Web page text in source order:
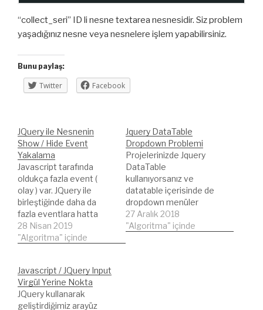
“collect_seri” ID li nesne textarea nesnesidir. Siz problem
yaşadığınız nesne veya nesnelere işlem yapabilirsiniz.
Bunu paylaş:
Twitter Facebook
JQuery ile Nesnenin
Show / Hide Event
Yakalama
Javascript tarafında
oldukça fazla event (
olay ) var. JQuery ile
birleştiğinde daha da
fazla eventlara hatta
özelleştirilmişlere dahi
sahip olabiliyorsunuz. Bir
hide durumuna göre
başka bir nesnenin
işlenmesi gerekiyordu.
Ufak bir araştırma
28 Nisan 2019
"Algoritma" içinde
Jquery DataTable
Dropdown Problemi
Projelerinizde Jquery
DataTable
kullanıyorsanız ve
datatable içerisinde de
dropdown menüler
kullanıyorsanız
problemler
27 Aralık 2018
"Algoritma" içinde
Javascript / JQuery Input
Virgül Yerine Nokta
JQuery kullanarak
geliştirdiğimiz arayüz